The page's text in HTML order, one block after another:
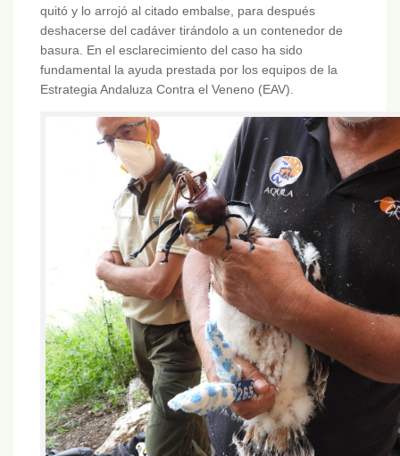
quitó y lo arrojó al citado embalse, para después
deshacerse del cadáver tirándolo a un contenedor de
basura. En el esclarecimiento del caso ha sido
fundamental la ayuda prestada por los equipos de la
Estrategia Andaluza Contra el Veneno (EAV).